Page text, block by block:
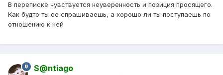
и не думать о девушках, лучше заняться любимым
делом , а все остальное само прийдет)
В переписке чувствуется неуверенность и позиция просящего.
Как будто ты ее спрашиваешь, а хорошо ли ты поступаешь по
отношению к ней
S@ntiago